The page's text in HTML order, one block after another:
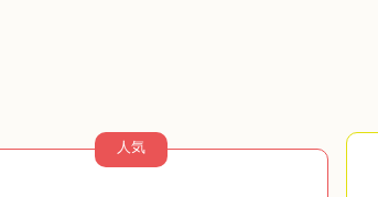
人気